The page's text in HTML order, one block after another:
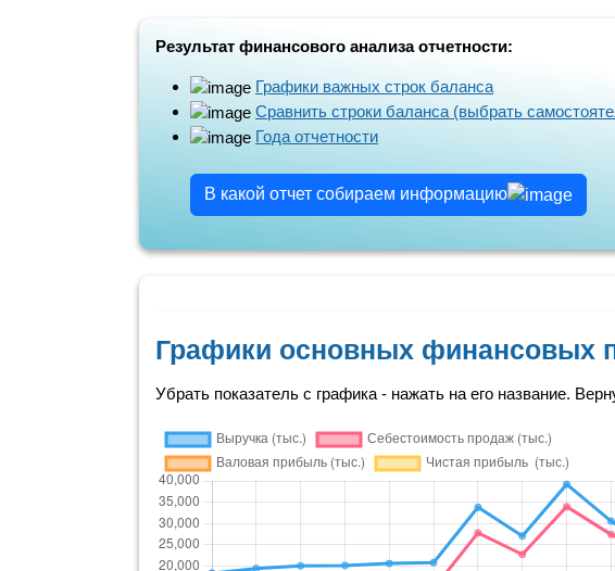
Результат финансового анализа отчетности:
Графики важных строк баланса
Сравнить строки баланса (выбрать
Года отчетности
В какой отчет собираем информацию
Графики основных финансовых
Убрать показатель с графика - нажать на его название.